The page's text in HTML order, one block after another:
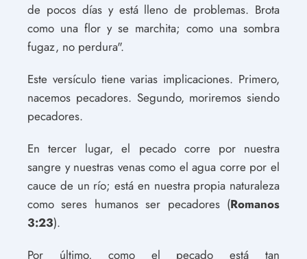
de pocos días y está lleno de problemas. Brota
como una flor y se marchita; como una sombra
fugaz, no perdura".
Este versículo tiene varias implicaciones. Primero,
nacemos pecadores. Segundo, moriremos siendo
pecadores.
En tercer lugar, el pecado corre por nuestra
sangre y nuestras venas como el agua corre por el
cauce de un río; está en nuestra propia naturaleza
como seres humanos ser pecadores (Romanos
3:23).
Por último, como el pecado está tan